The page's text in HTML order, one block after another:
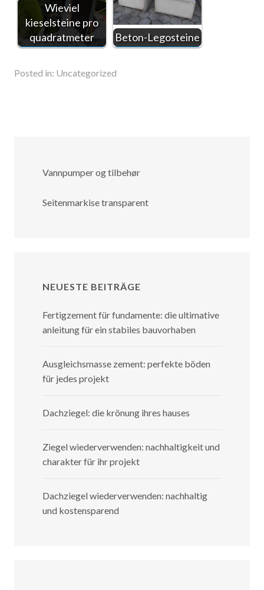
Wieviel
kieselsteine pro
quadratmeter
Beton-Legosteine
Posted in: Uncategorized
Vannpumper og tilbehør
Seitenmarkise transparent
NEUESTE BEITRÄGE
Fertigzement für fundamente: die ultimative
anleitung für ein stabiles bauvorhaben
Ausgleichsmasse zement: perfekte böden
für jedes projekt
Dachziegel: die krönung ihres hauses
Ziegel wiederverwenden: nachhaltigkeit und
charakter für ihr projekt
Dachziegel wiederverwenden: nachhaltig
und kostensparend